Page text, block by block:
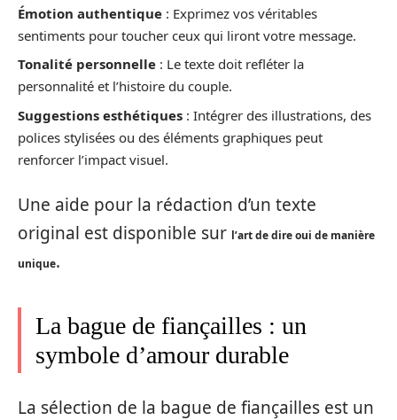
Émotion authentique : Exprimez vos véritables
sentiments pour toucher ceux qui liront votre message.
Tonalité personnelle : Le texte doit refléter la
personnalité et l’histoire du couple.
Suggestions esthétiques : Intégrer des illustrations, des
polices stylisées ou des éléments graphiques peut
renforcer l’impact visuel.
Une aide pour la rédaction d’un texte
original est disponible sur l’art de dire oui de manière
unique.
La bague de fiançailles : un
symbole d’amour durable
La sélection de la bague de fiançailles est un